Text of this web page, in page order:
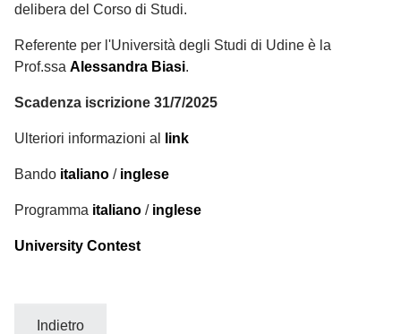
delibera del Corso di Studi.
Referente per l'Università degli Studi di Udine è la
Prof.ssa Alessandra Biasi.
Scadenza iscrizione 31/7/2025
Ulteriori informazioni al link
Bando italiano / inglese
Programma italiano /inglese
University Contest
Indietro